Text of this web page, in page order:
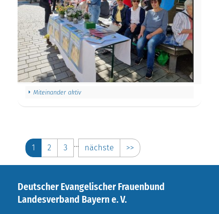
Miteinander aktiv
1 2 3 … nächste >>
Deutscher Evangelischer Frauenbund
Landesverband Bayern e. V.